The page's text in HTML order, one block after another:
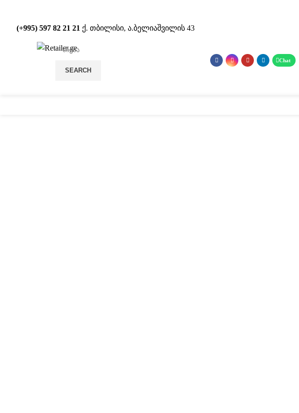
(+995) 597 82 21 21 ქ. თბილისი, ა.ბელიაშვილის 43
SEARCH